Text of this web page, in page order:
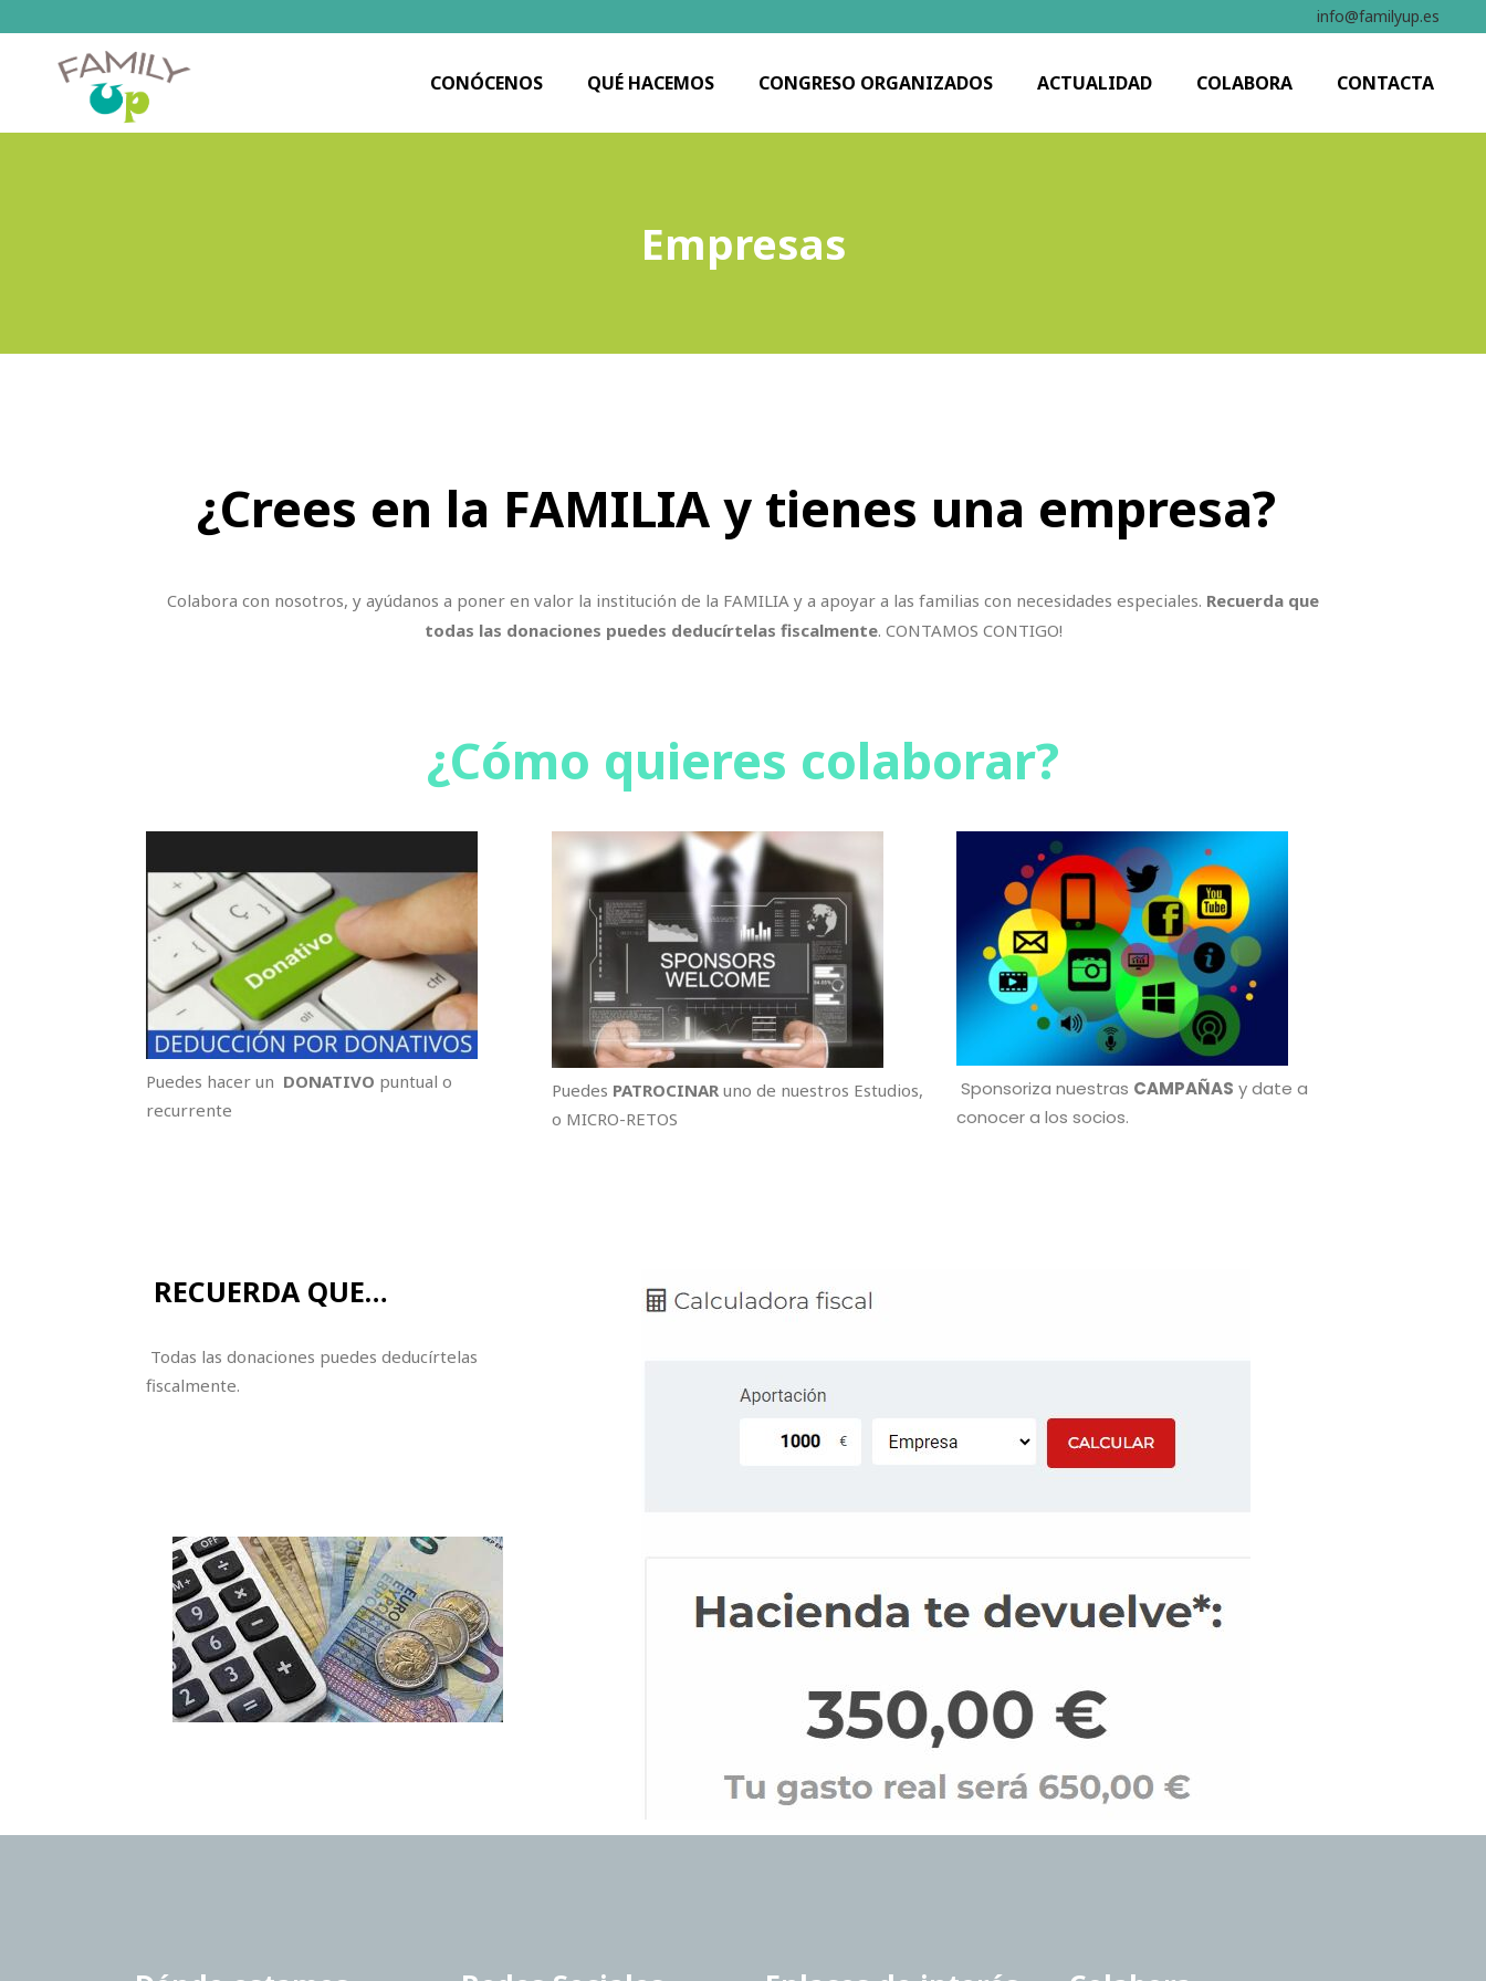
info@familyup.es
CONÓCENOS QUÉ HACEMOS CONGRESO ORGANIZADOS ACTUALIDAD COLABORA CONTACTA
Empresas
¿Crees en la FAMILIA y tienes una empresa?
Colabora con nosotros, y ayúdanos a poner en valor la institución de la FAMILIA y a apoyar a las familias con necesidades especiales. Recuerda que
todas las donaciones puedes deducírtelas fiscalmente. CONTAMOS CONTIGO!
¿Cómo quieres colaborar?
Puedes hacer un DONATIVO puntual o
recurrente
Puedes PATROCINARuno de nuestros Estudios,
o MICRO-RETOS
Sponsoriza nuestras CAMPAÑAS y date a
conocer a los socios.
RECUERDA QUE…
Todas las donaciones puedes deducírtelas
fiscalmente.